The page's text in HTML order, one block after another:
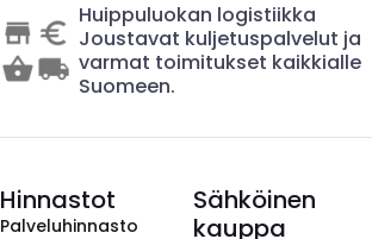
Huippuluokan logistiikka
Joustavat kuljetuspalvelut ja
varmat toimitukset kaikkialle
Suomeen.
Hinnastot
Palveluhinnasto
Sähköinen
kauppa